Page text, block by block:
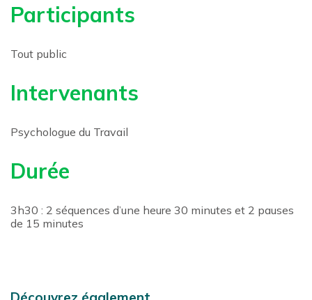
Participants
Tout public
Intervenants
Psychologue du Travail
Durée
3h30 : 2 séquences d’une heure 30 minutes et 2 pauses
de 15 minutes